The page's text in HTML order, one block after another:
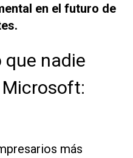
en el futuro de
que nadie
más